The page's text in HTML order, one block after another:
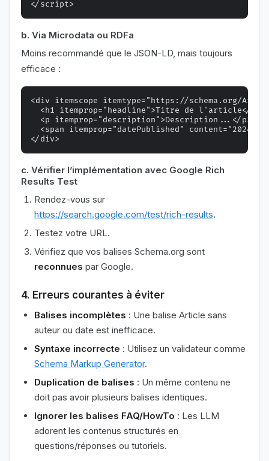
b. Via Microdata ou RDFa
Moins recommandé que le JSON-LD, mais toujours
efficace :
<div itemscope itemtype="https://schema.org/
  <h1 itemprop="headline">Titre de l'article</h1>
  <p itemprop="description">Description...</p>
<span itemprop="datePublished" content="2024-
c. Vérifier l’implémentation avec Google Rich
Results Test
Rendez-vous sur
https://search.google.com/test/rich-results.
Testez votre URL.
Vérifiez que vos balises Schema.org sont
reconnues par Google.
4. Erreurs courantes à éviter
Balises incomplètes : Une balise Article sans
auteur ou date est inefficace.
Syntaxe incorrecte : Utilisez un validateur comme
Schema Markup Generator.
Duplication de balises : Un même contenu ne
doit pas avoir plusieurs balises identiques.
Ignorer les balises FAQ/HowTo : Les LLM
adorent les contenus structurés en
questions/réponses ou tutoriels.